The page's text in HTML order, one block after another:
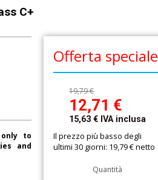
C+
to
and
Offerta speciale
19,79 €
12,71 €
15,63 € IVA inclusa
Il prezzo più basso degli
ultimi 30 giorni: 19,79 € netto
Quantità